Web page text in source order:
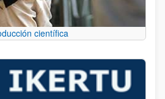
científica